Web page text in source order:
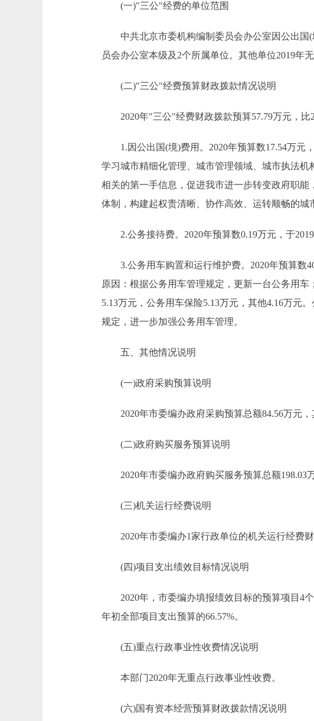
(一)"三公"经费的单位范围
中共北京市委机构编制委员会办公室因公出国(
员会办公室本级及2个所属单位。其他单位2019年
(二)"三公"经费预算财政拨款情况说明
2020年"三公"经费财政拨款预算57.79万元，比
1.因公出国(境)费用。2020年预算数17.54万元，
学习城市精细化管理、城市管理领域、城市执法
相关的第一手信息，促进我市进一步转变政府职
体制，构建起权责清晰、协作高效、运转顺畅的城
2.公务接待费。2020年预算数0.19万元，于2019
3.公务用车购置和运行维护费。2020年预算数
原因：根据公务用车管理规定，更新一台公务用
5.13万元，公务用车保险5.13万元，其他4.16万元
规定，进一步加强公务用车管理。
五、其他情况说明
(一)政府采购预算说明
2020年市委编办政府采购预算总额84.56万元，
(二)政府购买服务预算说明
2020年市委编办政府购买服务预算总额198.03万
(三)机关运行经费说明
2020年市委编办1家行政单位的机关运行经费财
(四)项目支出绩效目标情况说明
2020年，市委编办填报绩效目标的预算项目4个
年初全部项目支出预算的66.57%。
(五)重点行政事业性收费情况说明
本部门2020年无重点行政事业性收费。
(六)国有资本经营预算财政拨款情况说明